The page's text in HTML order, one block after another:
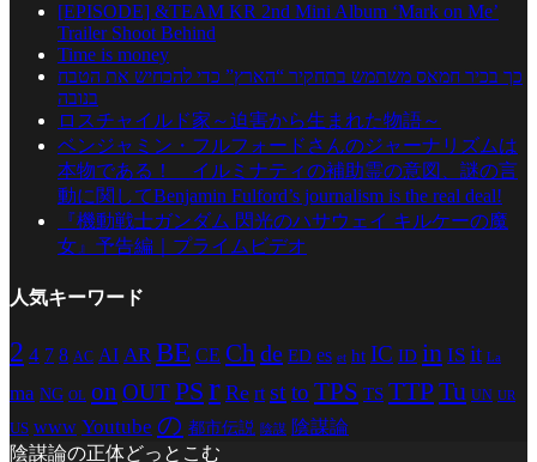
[EPISODE] &TEAM KR 2nd Mini Album ‘Mark on Me’
Trailer Shoot Behind
Time is money
כך בכיר חמאס משתמש בתחקיר “הארץ” כדי להכחיש את הטבח
בנובה
ロスチャイルド家～迫害から生まれた物語～
ベンジャミン・フルフォードさんのジャーナリズムは
本物である！ イルミナティの補助霊の意図、謎の言
動に関してBenjamin Fulford’s journalism is the real deal!
『機動戦士ガンダム 閃光のハサウェイ キルケーの魔
女』予告編｜プライムビデオ
人気キーワード
2 4 7 8 AC AI AR BE CE Ch de ED es et ht IC ID in IS it La
ma NG OL on OUTPS r Re rt st to TPS TS TTPTu UN UR
US www Youtube の 都市伝説 陰謀 陰謀論
陰謀論の正体どっとこむ